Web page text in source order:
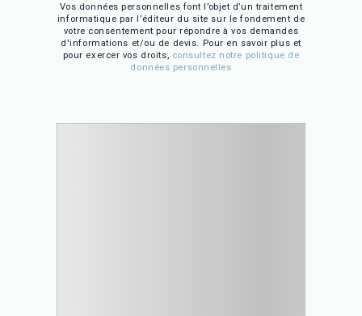
Vos données personnelles font l’objet d’un traitement
informatique par l’éditeur du site sur le fondement de
votre consentement pour répondre à vos demandes
d'informations et/ou de devis. Pour en savoir plus et
pour exercer vos droits, consultez notre politique de
données personnelles